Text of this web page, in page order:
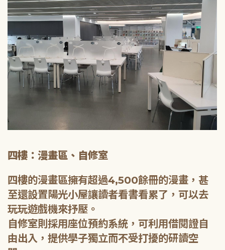
四樓：漫畫區、自修室
四樓的漫畫區擁有超過4,500餘冊的漫畫，甚
至還設置陽光小屋讓讀者看書看累了，可以去
玩玩遊戲機來抒壓。
自修室則採用座位預約系統，可利用借閱證自
由出入，提供學子獨立而不受打擾的研讀空